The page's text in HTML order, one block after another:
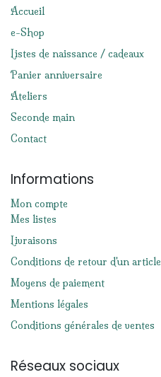
Accueil
e-Shop
Listes de naissance / cadeaux
Panier anniversaire
Ateliers
Seconde main
Contact
Informations
Mon compte
Mes listes
Livraisons
Conditions de retour d'un article
Moyens de paiement
Mentions légales
Conditions générales de ventes
Réseaux sociaux